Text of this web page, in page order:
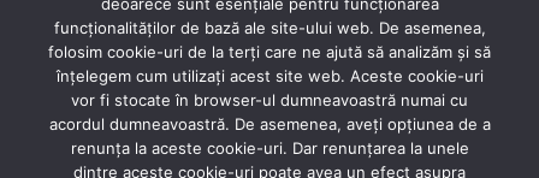
REȚELE SOCIALE
funcționalităților de bază ale site-ului web. De asemenea,
folosim cookie-uri de la terți care ne ajută să analizăm și să
înțelegem cum utilizați acest site web. Aceste cookie-uri
vor fi stocate în browser-ul dumneavoastră numai cu
acordul dumneavoastră. De asemenea, aveți opțiunea de a
renunța la aceste cookie-uri. Dar renunțarea la unele
dintre aceste cookie-uri poate avea un efect asupra